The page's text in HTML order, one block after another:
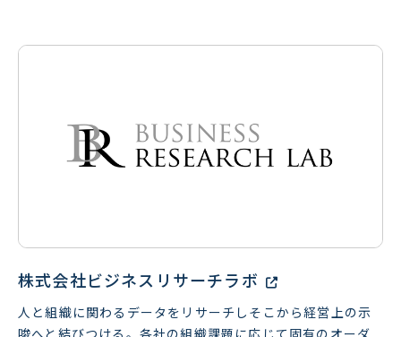
株式会社ビジネスリサーチラボ
人と組織に関わるデータをリサーチしそこから経営上の示